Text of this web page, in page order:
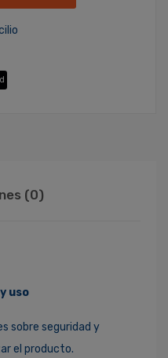
(0)
uso
sobre seguridad y
el producto.